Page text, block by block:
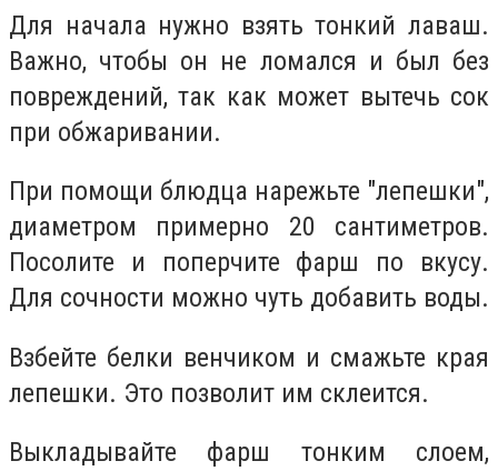
Для начала нужно взять тонкий лаваш.
Важно, чтобы он не ломался и был без
повреждений, так как может вытечь сок
при обжаривании.
При помощи блюдца нарежьте "лепешки",
диаметром примерно 20 сантиметров.
Посолите и поперчите фарш по вкусу.
Для сочности можно чуть добавить воды.
Взбейте белки венчиком и смажьте края
лепешки. Это позволит им склеится.
Выкладывайте фарш тонким слоем,